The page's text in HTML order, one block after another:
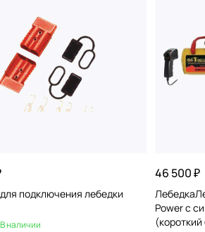
подключения лебедки
В наличии
46 500 ₽
Power с